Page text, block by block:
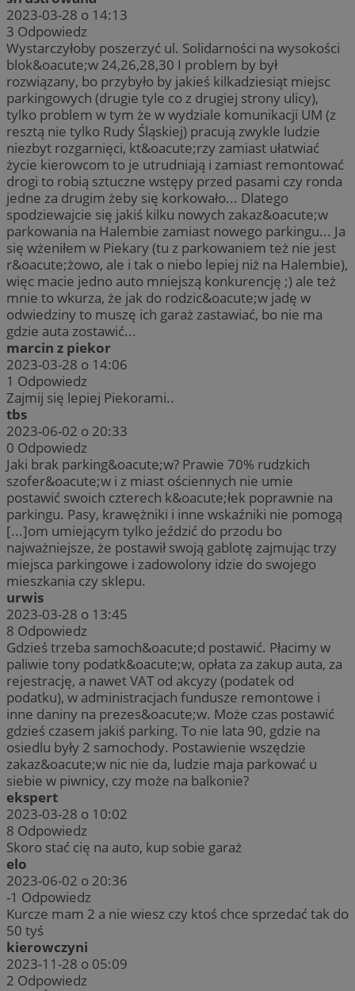
2023-03-28 o 14:13
3 Odpowiedz
Wystarczyłoby poszerzyć ul. Solidarności na wysokości
blok&oacute;w 24,26,28,30 I problem by był
rozwiązany, bo przybyło by jakieś kilkadziesiąt miejsc
parkingowych (drugie tyle co z drugiej strony ulicy),
tylko problem w tym że w wydziale komunikacji UM (z
resztą nie tylko Rudy Śląskiej) pracują zwykle ludzie
niezbyt rozgarnięci, kt&oacute;rzy zamiast ułatwiać
życie kierowcom to je utrudniają i zamiast remontować
drogi to robią sztuczne wstępy przed pasami czy ronda
jedne za drugim żeby się korkowało... Dlatego
spodziewajcie się jakiś kilku nowych zakaz&oacute;w
parkowania na Halembie zamiast nowego parkingu... Ja
się wżeniłem w Piekary (tu z parkowaniem też nie jest
r&oacute;żowo, ale i tak o niebo lepiej niż na Halembie),
więc macie jedno auto mniejszą konkurencję ;) ale też
mnie to wkurza, że jak do rodzic&oacute;w jadę w
odwiedziny to muszę ich garaż zastawiać, bo nie ma
gdzie auta zostawić...
marcin z piekor
2023-03-28 o 14:06
1 Odpowiedz
Zajmij się lepiej Piekorami..
tbs
2023-06-02 o 20:33
0 Odpowiedz
Jaki brak parking&oacute;w? Prawie 70% rudzkich
szofer&oacute;w i z miast ościennych nie umie
postawić swoich czterech k&oacute;łek poprawnie na
parkingu. Pasy, krawężniki i inne wskaźniki nie pomogą
[...]om umiejącym tylko jeździć do przodu bo
najważniejsze, że postawił swoją gablotę zajmując trzy
miejsca parkingowe i zadowolony idzie do swojego
mieszkania czy sklepu.
urwis
2023-03-28 o 13:45
8 Odpowiedz
Gdzieś trzeba samoch&oacute;d postawić. Płacimy w
paliwie tony podatk&oacute;w, opłata za zakup auta, za
rejestrację, a nawet VAT od akcyzy (podatek od
podatku), w administracjach fundusze remontowe i
inne daniny na prezes&oacute;w. Może czas postawić
gdzieś czasem jakiś parking. To nie lata 90, gdzie na
osiedlu były 2 samochody. Postawienie wszędzie
zakaz&oacute;w nic nie da, ludzie maja parkować u
siebie w piwnicy, czy może na balkonie?
ekspert
2023-03-28 o 10:02
8 Odpowiedz
Skoro stać cię na auto, kup sobie garaż
elo
2023-06-02 o 20:36
-1 Odpowiedz
Kurcze mam 2 a nie wiesz czy ktoś chce sprzedać tak do
50 tyś
kierowczyni
2023-11-28 o 05:09
2 Odpowiedz